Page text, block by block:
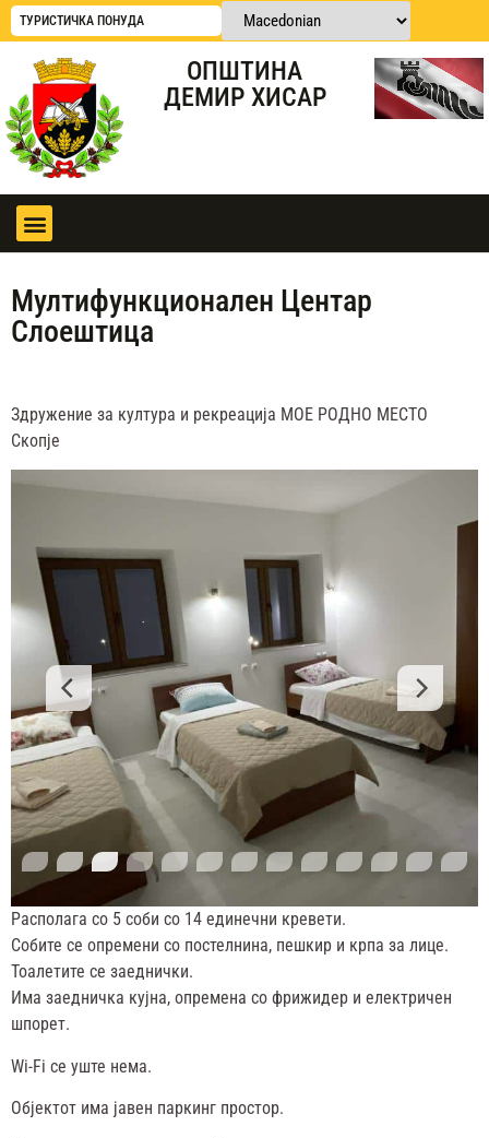
ТУРИСТИЧКА ПОНУДА
ОПШТИНА
ДЕМИР ХИСАР
Мултифункционален Центар
Слоештица
Здружение за култура и рекреација МОЕ РОДНО МЕСТО
Скопје
Располага со 5 соби со 14 единечни кревети.
Собите се опремени со постелнина, пешкир и крпа за лице.
Тоалетите се заеднички.
Има заедничка кујна, опремена со фрижидер и електричен
шпорет.
Wi-Fi се уште нема.
Објектот има јавен паркинг простор.